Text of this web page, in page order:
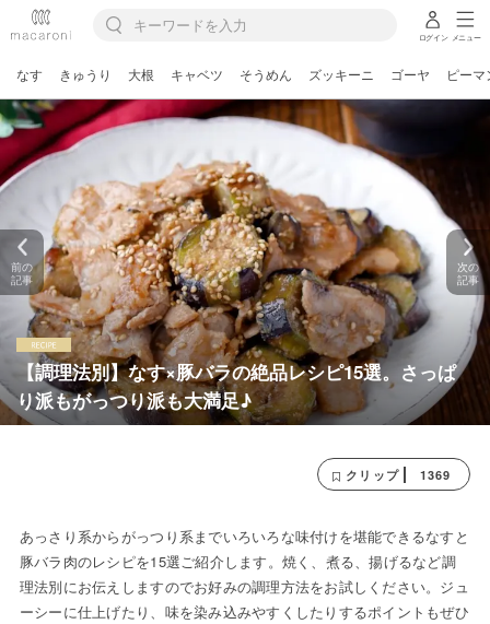
ログイン メニュー
なす きゅうり 大根 キャベツ そうめん ズッキーニ ゴーヤ ピーマ
【調理法別】なす×豚バラの絶品レシピ15選。さっぱ
り派もがっつり派も大満足♪
前の
記事
次の
記事
クリップ 1369
あっさり系からがっつり系までいろいろな味付けを堪能できるなすと
豚バラ肉のレシピを15選ご紹介します。焼く、煮る、揚げるなど調
理法別にお伝えしますのでお好みの調理方法をお試しください。ジュ
ーシーに仕上げたり、味を染み込みやすくしたりするポイントもぜひ